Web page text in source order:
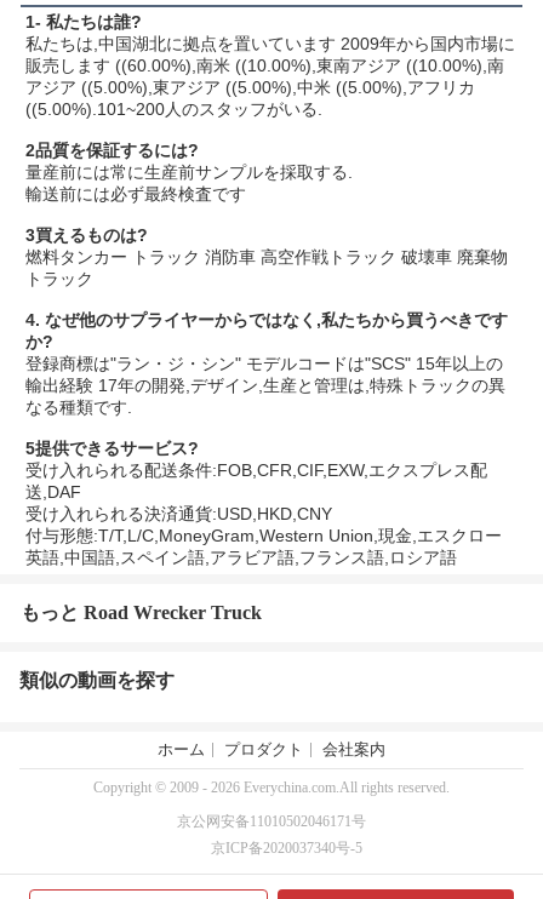
1- 私たちは誰?
私たちは,中国湖北に拠点を置いています 2009年から国内市場に
販売します ((60.00%),南米 ((10.00%),東南アジア ((10.00%),南
アジア ((5.00%),東アジア ((5.00%),中米 ((5.00%),アフリカ
((5.00%).101~200人のスタッフがいる.
2品質を保証するには?
量産前には常に生産前サンプルを採取する.
輸送前には必ず最終検査です
3買えるものは?
燃料タンカー トラック 消防車 高空作戦トラック 破壊車 廃棄物
トラック
4. なぜ他のサプライヤーからではなく,私たちから買うべきです
か?
登録商標は"ラン・ジ・シン" モデルコードは"SCS" 15年以上の
輸出経験 17年の開発,デザイン,生産と管理は,特殊トラックの異
なる種類です.
5提供できるサービス?
受け入れられる配送条件:FOB,CFR,CIF,EXW,エクスプレス配
送,DAF
受け入れられる決済通貨:USD,HKD,CNY
付与形態:T/T,L/C,MoneyGram,Western Union,現金,エスクロー
英語,中国語,スペイン語,アラビア語,フランス語,ロシア語
もっと Road Wrecker Truck
類似の動画を探す
ホーム プロダクト 会社案内
Copyright © 2009 - 2026 Everychina.com.All rights reserved.
京公网安备11010502046171号
京ICP备2020037340号-5